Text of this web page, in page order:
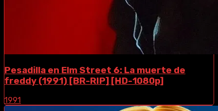
Pesadilla en Elm Street 6: La muerte de
freddy (1991) [BR-RIP] [HD-1080p]
1991